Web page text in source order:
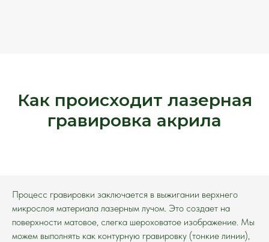
Как происходит лазерная
гравировка акрила
Процесс гравировки заключается в выжигании верхнего
микрослоя материала лазерным лучом. Это создает на
поверхности матовое, слегка шероховатое изображение. Мы
можем выполнять как контурную гравировку (тонкие линии),